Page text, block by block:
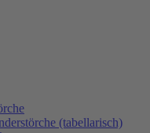
(tabellarisch)